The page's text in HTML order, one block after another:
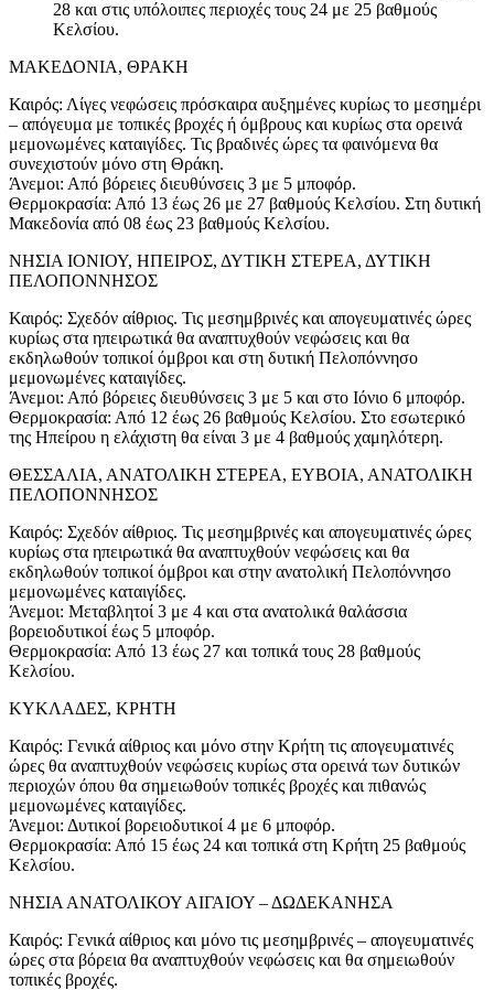
28 και στις υπόλοιπες περιοχές τους 24 με 25 βαθμούς
Κελσίου.
ΜΑΚΕΔΟΝΙΑ, ΘΡΑΚΗ
Καιρός: Λίγες νεφώσεις πρόσκαιρα αυξημένες κυρίως το μεσημέρι
– απόγευμα με τοπικές βροχές ή όμβρους και κυρίως στα ορεινά
μεμονωμένες καταιγίδες. Τις βραδινές ώρες τα φαινόμενα θα
συνεχιστούν μόνο στη Θράκη.
Άνεμοι: Από βόρειες διευθύνσεις 3 με 5 μποφόρ.
Θερμοκρασία: Από 13 έως 26 με 27 βαθμούς Κελσίου. Στη δυτική
Μακεδονία από 08 έως 23 βαθμούς Κελσίου.
ΝΗΣΙΑ ΙΟΝΙΟΥ, ΗΠΕΙΡΟΣ, ΔΥΤΙΚΗ ΣΤΕΡΕΑ, ΔΥΤΙΚΗ
ΠΕΛΟΠΟΝΝΗΣΟΣ
Καιρός: Σχεδόν αίθριος. Τις μεσημβρινές και απογευματινές ώρες
κυρίως στα ηπειρωτικά θα αναπτυχθούν νεφώσεις και θα
εκδηλωθούν τοπικοί όμβροι και στη δυτική Πελοπόννησο
μεμονωμένες καταιγίδες.
Άνεμοι: Από βόρειες διευθύνσεις 3 με 5 και στο Ιόνιο 6 μποφόρ.
Θερμοκρασία: Από 12 έως 26 βαθμούς Κελσίου. Στο εσωτερικό
της Ηπείρου η ελάχιστη θα είναι 3 με 4 βαθμούς χαμηλότερη.
ΘΕΣΣΑΛΙΑ, ΑΝΑΤΟΛΙΚΗ ΣΤΕΡΕΑ, ΕΥΒΟΙΑ, ΑΝΑΤΟΛΙΚΗ
ΠΕΛΟΠΟΝΝΗΣΟΣ
Καιρός: Σχεδόν αίθριος. Τις μεσημβρινές και απογευματινές ώρες
κυρίως στα ηπειρωτικά θα αναπτυχθούν νεφώσεις και θα
εκδηλωθούν τοπικοί όμβροι και στην ανατολική Πελοπόννησο
μεμονωμένες καταιγίδες.
Άνεμοι: Μεταβλητοί 3 με 4 και στα ανατολικά θαλάσσια
βορειοδυτικοί έως 5 μποφόρ.
Θερμοκρασία: Από 13 έως 27 και τοπικά τους 28 βαθμούς
Κελσίου.
ΚΥΚΛΑΔΕΣ, ΚΡΗΤΗ
Καιρός: Γενικά αίθριος και μόνο στην Κρήτη τις απογευματινές
ώρες θα αναπτυχθούν νεφώσεις κυρίως στα ορεινά των δυτικών
περιοχών όπου θα σημειωθούν τοπικές βροχές και πιθανώς
μεμονωμένες καταιγίδες.
Άνεμοι: Δυτικοί βορειοδυτικοί 4 με 6 μποφόρ.
Θερμοκρασία: Από 15 έως 24 και τοπικά στη Κρήτη 25 βαθμούς
Κελσίου.
ΝΗΣΙΑ ΑΝΑΤΟΛΙΚΟΥ ΑΙΓΑΙΟΥ – ΔΩΔΕΚΑΝΗΣΑ
Καιρός: Γενικά αίθριος και μόνο τις μεσημβρινές – απογευματινές
ώρες στα βόρεια θα αναπτυχθούν νεφώσεις και θα σημειωθούν
τοπικές βροχές.